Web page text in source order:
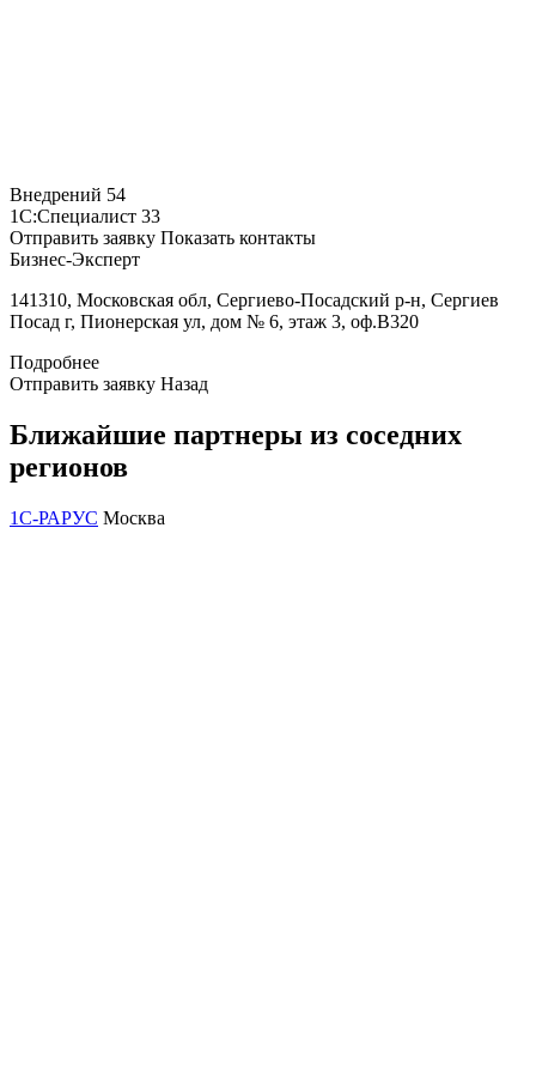
Внедрений 54
1С:Специалист 33
Отправить заявку Показать контакты
Бизнес-Эксперт
141310, Московская обл, Сергиево-Посадский р-н, Сергиев
Посад г, Пионерская ул, дом № 6, этаж 3, оф.В320
Подробнее
Отправить заявку Назад
Ближайшие партнеры из соседних
регионов
1С-РАРУС Москва